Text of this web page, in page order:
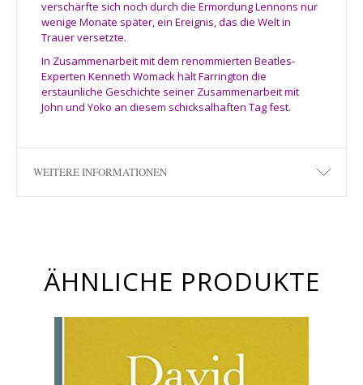
verschärfte sich noch durch die Ermordung Lennons nur
wenige Monate später, ein Ereignis, das die Welt in
Trauer versetzte.
In Zusammenarbeit mit dem renommierten Beatles-
Experten Kenneth Womack hält Farrington die
erstaunliche Geschichte seiner Zusammenarbeit mit
John und Yoko an diesem schicksalhaften Tag fest.
WEITERE INFORMATIONEN
ÄHNLICHE PRODUKTE